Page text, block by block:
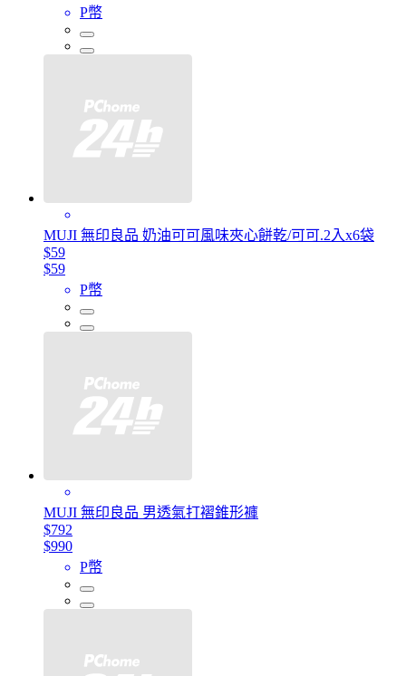
P幣
MUJI 無印良品 奶油可可風味夾心餅乾/可可.2入x6袋
$59
$59
P幣
MUJI 無印良品 男透氣打褶錐形褲
$792
$990
P幣